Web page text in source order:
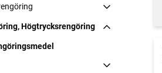
Högtrycksrengöring